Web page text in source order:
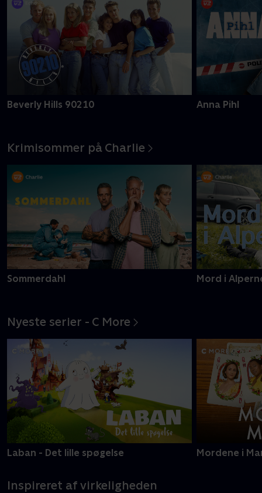
Beverly Hills 90210 Anna Pihl
Krimisommer på Charlie
Sommerdahl Mord i
Nyeste serier - C More
Laban - Det lille spøgelse Mordene i
Inspireret af virkeligheden